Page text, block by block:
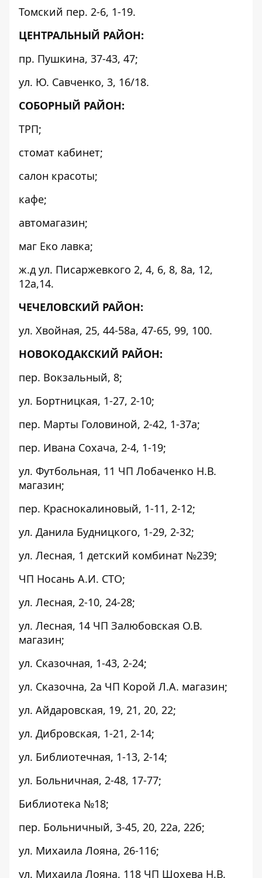
Томский пер. 2-6, 1-19.
ЦЕНТРАЛЬНЫЙ РАЙОН:
пр. Пушкина, 37-43, 47;
ул. Ю. Савченко, 3, 16/18.
СОБОРНЫЙ РАЙОН:
ТРП;
стомат кабинет;
салон красоты;
кафе;
автомагазин;
маг Еко лавка;
ж.д ул. Писаржевкого 2, 4, 6, 8, 8а, 12,
12а,14.
ЧЕЧЕЛОВСКИЙ РАЙОН:
ул. Хвойная, 25, 44-58а, 47-65, 99, 100.
НОВОКОДАКСКИЙ РАЙОН:
пер. Вокзальный, 8;
ул. Бортницкая, 1-27, 2-10;
пер. Марты Головиной, 2-42, 1-37а;
пер. Ивана Сохача, 2-4, 1-19;
ул. Футбольная, 11 ЧП Лобаченко Н.В.
магазин;
пер. Краснокалиновый, 1-11, 2-12;
ул. Данила Будницкого, 1-29, 2-32;
ул. Лесная, 1 детский комбинат №239;
ЧП Носань А.И. СТО;
ул. Лесная, 2-10, 24-28;
ул. Лесная, 14 ЧП Залюбовская О.В.
магазин;
ул. Сказочная, 1-43, 2-24;
ул. Сказочна, 2а ЧП Корой Л.А. магазин;
ул. Айдаровская, 19, 21, 20, 22;
ул. Дибровская, 1-21, 2-14;
ул. Библиотечная, 1-13, 2-14;
ул. Больничная, 2-48, 17-77;
Библиотека №18;
пер. Больничный, 3-45, 20, 22а, 22б;
ул. Михаила Лояна, 26-116;
ул. Михаила Лояна, 118 ЧП Шохева Н.В.